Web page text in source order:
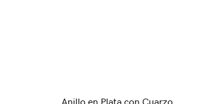
Anillo en Plata con Cuarzo